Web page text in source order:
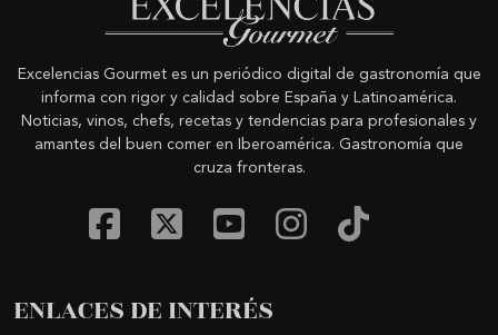
Excelencias Gourmet es un periódico digital de gastronomía que
informa con rigor y calidad sobre España y Latinoamérica.
Noticias, vinos, chefs, recetas y tendencias para profesionales y
amantes del buen comer en Iberoamérica. Gastronomía que
cruza fronteras.
ENLACES DE INTERÉS